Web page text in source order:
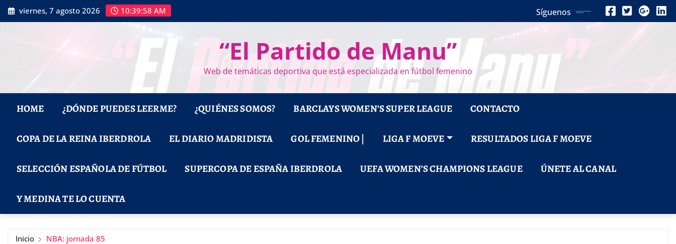
Saltar
al
viernes, 7 agosto 2026 10:39:59 AM Síguenos
“El Partido de Manu”
Web de temáticas deportiva que está especializada en fútbol femenino
HOME ¿DÓNDE PUEDES LEERME? ¿QUIÉNES SOMOS? BARCLAYS WOMEN’S SUPER LEAGUE CONTACTO
COPA DE LA REINA IBERDROLA EL DIARIO MADRIDISTA GOL FEMENINO | LIGA F MOEVE RESULTADOS LIGA F MOEVE
SELECCIÓN ESPAÑOLA DE FÚTBOL SUPERCOPA DE ESPAÑA IBERDROLA UEFA WOMEN’S CHAMPIONS LEAGUE ÚNETE AL CANAL
Y MEDINA TE LO CUENTA
Inicio NBA: jornada 85